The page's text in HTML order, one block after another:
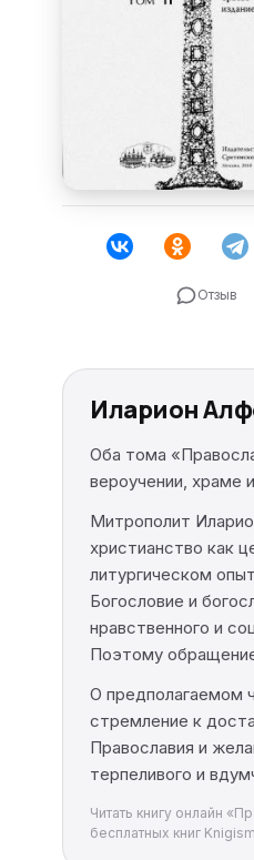
Отзыв
Иларион
Оба тома
вероучении, храме
Митрополит
христианство как
литургическом
Богословие и
нравственного и
Поэтому
О предполагаемом
стремление к
Православия и
терпеливого и
Читать книгу онлайн
бесплатных книг